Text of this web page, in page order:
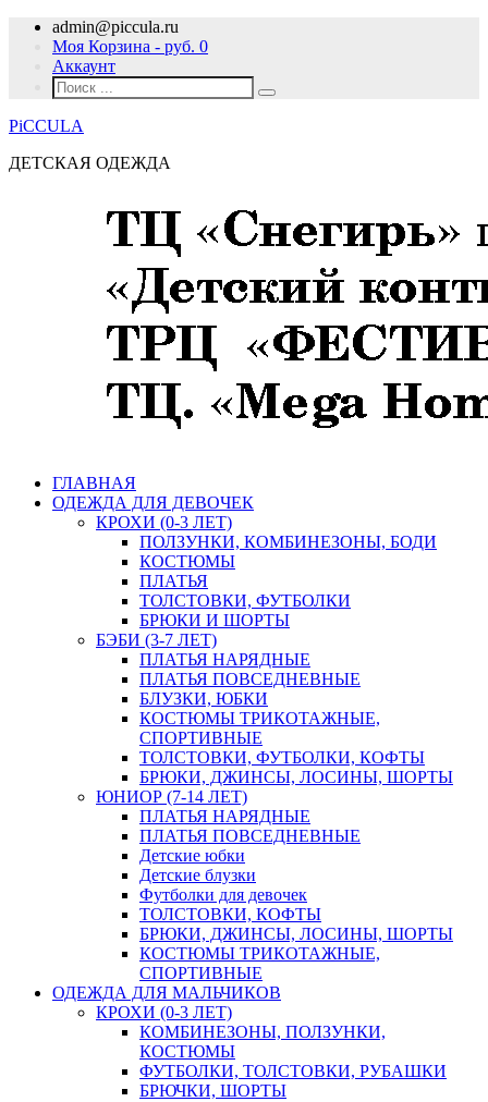
admin@piccula.ru
Моя Корзина - руб. 0
Аккаунт
PiCCULA
ДЕТСКАЯ ОДЕЖДА
ГЛАВНАЯ
ОДЕЖДА ДЛЯ ДЕВОЧЕК
КРОХИ (0-3 ЛЕТ)
ПОЛЗУНКИ, КОМБИНЕЗОНЫ, БОДИ
КОСТЮМЫ
ПЛАТЬЯ
ТОЛСТОВКИ, ФУТБОЛКИ
БРЮКИ И ШОРТЫ
БЭБИ (3-7 ЛЕТ)
ПЛАТЬЯ НАРЯДНЫЕ
ПЛАТЬЯ ПОВСЕДНЕВНЫЕ
БЛУЗКИ, ЮБКИ
КОСТЮМЫ ТРИКОТАЖНЫЕ,
СПОРТИВНЫЕ
ТОЛСТОВКИ, ФУТБОЛКИ, КОФТЫ
БРЮКИ, ДЖИНСЫ, ЛОСИНЫ, ШОРТЫ
ЮНИОР (7-14 ЛЕТ)
ПЛАТЬЯ НАРЯДНЫЕ
ПЛАТЬЯ ПОВСЕДНЕВНЫЕ
Детские юбки
Детские блузки
Футболки для девочек
ТОЛСТОВКИ, КОФТЫ
БРЮКИ, ДЖИНСЫ, ЛОСИНЫ, ШОРТЫ
КОСТЮМЫ ТРИКОТАЖНЫЕ,
СПОРТИВНЫЕ
ОДЕЖДА ДЛЯ МАЛЬЧИКОВ
КРОХИ (0-3 ЛЕТ)
КОМБИНЕЗОНЫ, ПОЛЗУНКИ,
КОСТЮМЫ
ФУТБОЛКИ, ТОЛСТОВКИ, РУБАШКИ
БРЮЧКИ, ШОРТЫ